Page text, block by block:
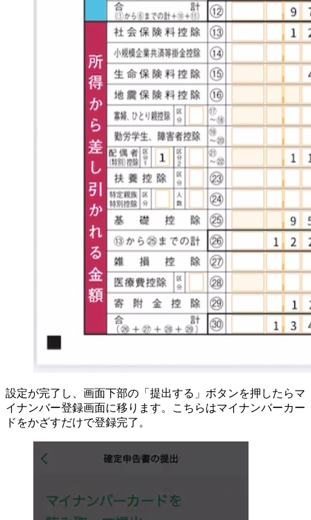
設定が完了し、画面下部の「提出する」ボタンを押したらマ
イナンバー登録画面に移ります。こちらはマイナンバーカー
ドをかざすだけで登録完了。